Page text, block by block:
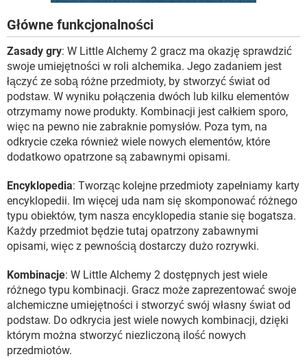
Główne funkcjonalności
Zasady gry: W Little Alchemy 2 gracz ma okazję sprawdzić
swoje umiejętności w roli alchemika. Jego zadaniem jest
łączyć ze sobą różne przedmioty, by stworzyć świat od
podstaw. W wyniku połączenia dwóch lub kilku elementów
otrzymamy nowe produkty. Kombinacji jest całkiem sporo,
więc na pewno nie zabraknie pomysłów. Poza tym, na
odkrycie czeka również wiele nowych elementów, które
dodatkowo opatrzone są zabawnymi opisami.
Encyklopedia: Tworząc kolejne przedmioty zapełniamy karty
encyklopedii. Im więcej uda nam się skomponować różnego
typu obiektów, tym nasza encyklopedia stanie się bogatsza.
Każdy przedmiot będzie tutaj opatrzony zabawnymi
opisami, więc z pewnością dostarczy dużo rozrywki.
Kombinacje: W Little Alchemy 2 dostępnych jest wiele
różnego typu kombinacji. Gracz może zaprezentować swoje
alchemiczne umiejętności i stworzyć swój własny świat od
podstaw. Do odkrycia jest wiele nowych kombinacji, dzięki
którym można stworzyć niezliczoną ilość nowych
przedmiotów.